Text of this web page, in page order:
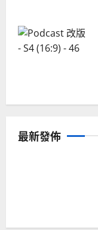
最新發佈
學：穿越時
重思當代的佈道
重塑宣教圖景：
全球華人教會
普世宣教